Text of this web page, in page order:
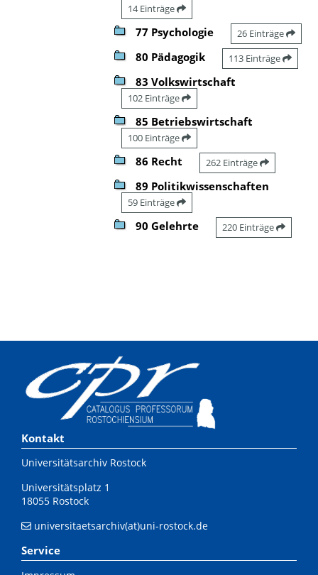
14 Einträge
77 Psychologie 26 Einträge
80 Pädagogik 113 Einträge
83 Volkswirtschaft
102 Einträge
85 Betriebswirtschaft
100 Einträge
86 Recht 262 Einträge
89 Politikwissenschaften
59 Einträge
90 Gelehrte 220 Einträge
Kontakt
Universitätsarchiv Rostock
Universitätsplatz 1
18055 Rostock
universitaetsarchiv(at)uni-rostock.de
Service